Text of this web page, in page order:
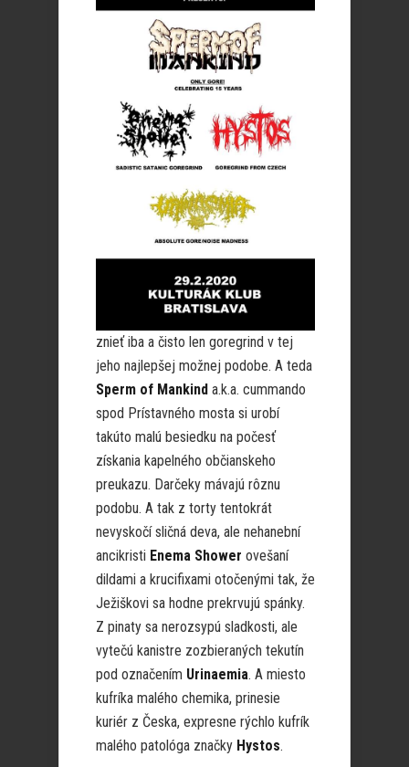
znieť iba a čisto len goregrind v tej
jeho najlepšej možnej podobe. A teda
Sperm of Mankind a.k.a. cummando
spod Prístavného mosta si urobí
takúto malú besiedku na počesť
získania kapelného občianskeho
preukazu. Darčeky mávajú rôznu
podobu. A tak z torty tentokrát
nevyskočí sličná deva, ale nehanební
ancikristi Enema Shower ovešaní
dildami a krucifixami otočenými tak, že
Ježiškovi sa hodne prekrvujú spánky.
Z pinaty sa nerozsypú sladkosti, ale
vytečú kanistre zozbieraných tekutín
pod označením Urinaemia. A miesto
kufríka malého chemika, prinesie
kuriér z Česka, expresne rýchlo kufrík
malého patológa značky Hystos.